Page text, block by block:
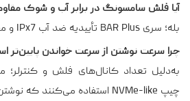
آیا فلش سامسونگ در برابر آب و شوک
بله؛ سری BAR Plus تأییدیه ضد آب IPx7 و مقاومت شوک ۱۵۰۰ G دارد.
چرا سرعت نوشتن از سرعت خواندن پایین‌تر
چیپ NVMe-like استفاده می‌کنند که نوشتن سریع‌تری دارد.